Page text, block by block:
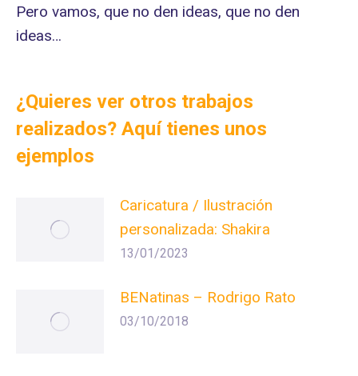
Pero vamos, que no den ideas, que no den
ideas…
¿Quieres ver otros trabajos
realizados? Aquí tienes unos
ejemplos
Caricatura / Ilustración
personalizada: Shakira
13/01/2023
BENatinas – Rodrigo Rato
03/10/2018